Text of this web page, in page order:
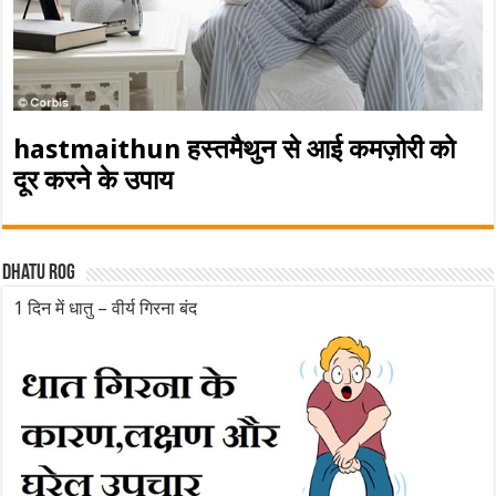
hastmaithun हस्तमैथुन से आई कमज़ोरी को
दूर करने के उपाय
Dhatu rog
1 दिन में धातु – वीर्य गिरना बंद